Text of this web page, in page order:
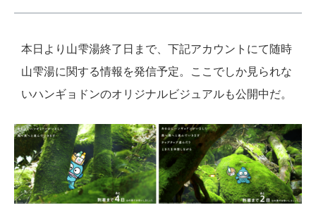
本日より山雫湯終了日まで、下記アカウントにて随時
山雫湯に関する情報を発信予定。ここでしか見られな
いハンギョドンのオリジナルビジュアルも公開中だ。